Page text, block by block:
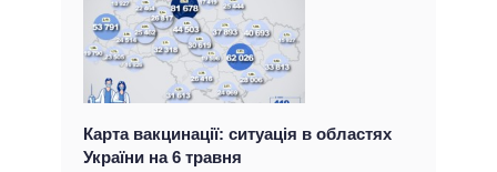
Карта вакцинації: ситуація в областях
України на 6 травня